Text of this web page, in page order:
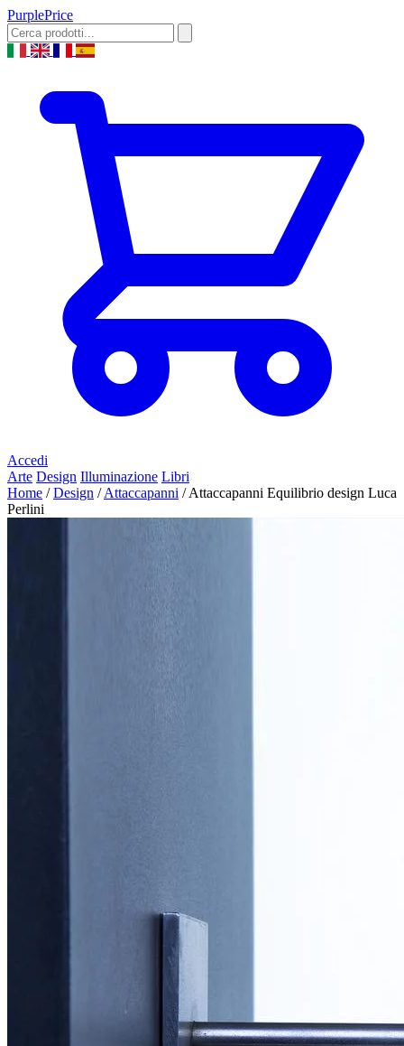
PurplePrice
Accedi
Arte Design Illuminazione Libri
Home / Design / Attaccapanni / Attaccapanni Equilibrio design Luca
Perlini